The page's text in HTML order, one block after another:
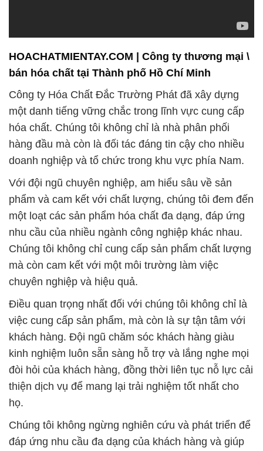
HOACHATMIENTAY.COM | Công ty thương mại \
bán hóa chất tại Thành phố Hồ Chí Minh
Công ty Hóa Chất Đắc Trường Phát đã xây dựng
một danh tiếng vững chắc trong lĩnh vực cung cấp
hóa chất. Chúng tôi không chỉ là nhà phân phối
hàng đầu mà còn là đối tác đáng tin cậy cho nhiều
doanh nghiệp và tổ chức trong khu vực phía Nam.
Với đội ngũ chuyên nghiệp, am hiểu sâu về sản
phẩm và cam kết với chất lượng, chúng tôi đem đến
một loạt các sản phẩm hóa chất đa dạng, đáp ứng
nhu cầu của nhiều ngành công nghiệp khác nhau.
Chúng tôi không chỉ cung cấp sản phẩm chất lượng
mà còn cam kết với một môi trường làm việc
chuyên nghiệp và hiệu quả.
Điều quan trọng nhất đối với chúng tôi không chỉ là
việc cung cấp sản phẩm, mà còn là sự tận tâm với
khách hàng. Đội ngũ chăm sóc khách hàng giàu
kinh nghiệm luôn sẵn sàng hỗ trợ và lắng nghe mọi
đòi hỏi của khách hàng, đồng thời liên tục nỗ lực cải
thiện dịch vụ để mang lại trải nghiệm tốt nhất cho
họ.
Chúng tôi không ngừng nghiên cứu và phát triển để
đáp ứng nhu cầu đa dạng của khách hàng và giúp